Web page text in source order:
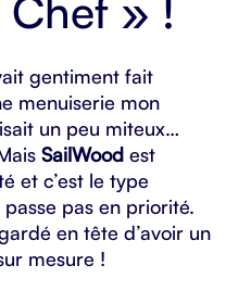
» !
gentiment fait
menuiserie mon
un peu miteux…
SailWood est
et c’est le type
pas en priorité.
en tête d’avoir un
mesure !